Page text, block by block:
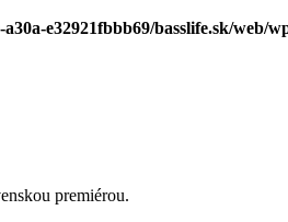
e32921fbbb69/basslife.sk/web/
premiérou.